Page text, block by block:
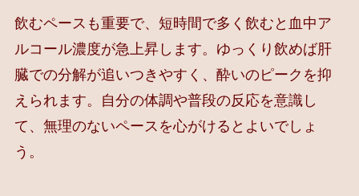
飲むペースも重要で、短時間で多く飲むと血中ア
ルコール濃度が急上昇します。ゆっくり飲めば肝
臓での分解が追いつきやすく、酔いのピークを抑
えられます。自分の体調や普段の反応を意識し
て、無理のないペースを心がけるとよいでしょ
う。